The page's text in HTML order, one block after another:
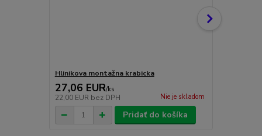
Hlinikova montažna krabicka
27,06 EUR/ks
22,00 EUR bez DPH Nie je skladom
Pridať do košíka